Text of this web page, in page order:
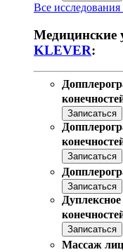
Все
Медицинские
KLEVER:
Записаться
Записаться
Записаться
Записаться
Массаж